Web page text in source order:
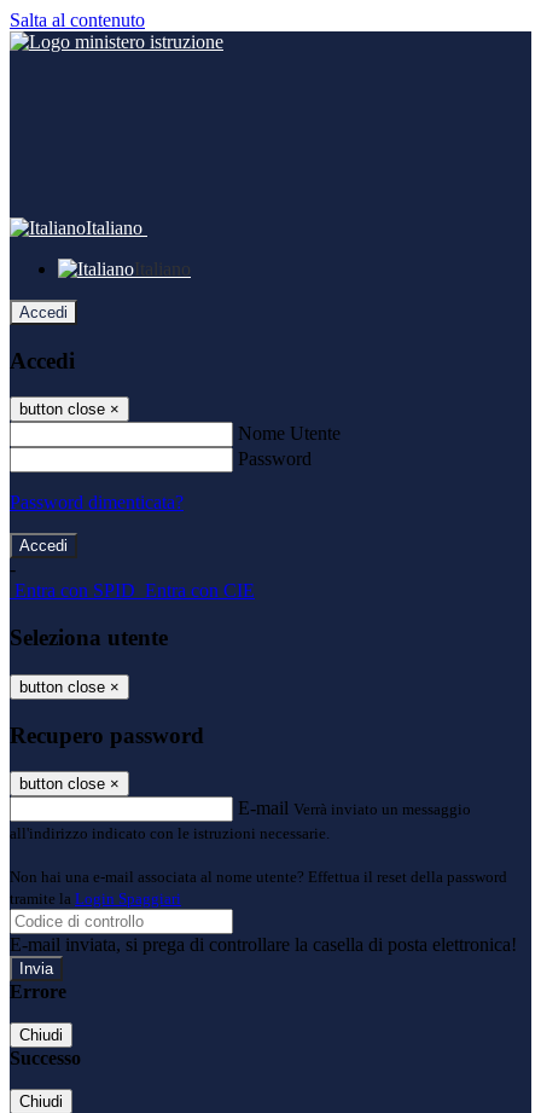
Salta al contenuto
Italiano
Italiano
Accedi
Accedi
button close ×
Nome Utente
Password
Password dimenticata?
-
Entra con SPID Entra con CIE
Seleziona utente
button close ×
Recupero password
button close ×
E-mail Verrà inviato un messaggio
all'indirizzo indicato con le istruzioni necessarie.
Non hai una e-mail associata al nome utente? Effettua il reset della password
tramite la Login Spaggiari
E-mail inviata, si prega di controllare la casella di posta elettronica!
Errore
Chiudi
Successo
Chiudi